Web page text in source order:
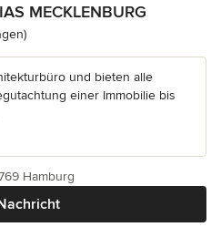
MECKLENBURG
4.9 von 5 Sternen
und bieten alle
einer Immobilie bis
Hamburg